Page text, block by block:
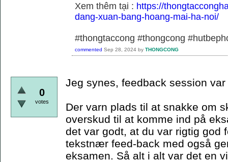
Xem thêm tại : https://
dang-xuan-bang-hoang-mai-ha-noi/
#thongtaccong #thongcong
commented Sep 28, 2024 by THONGCONG
0
votes
Jeg synes, feedback session
Der varn plads til at snakke om
overskud til at komme ind på
det var godt, at du var rigtig god
tekstnær feed-back med også
eksamen. Så alt i alt var det en